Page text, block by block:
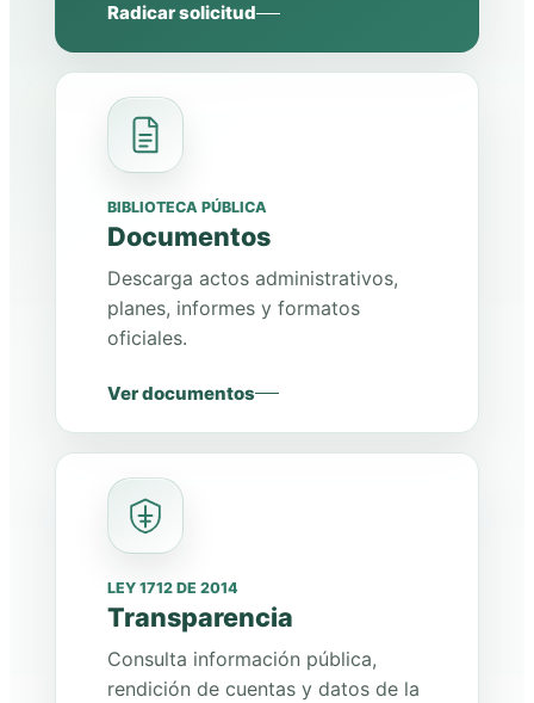
Radicar solicitud
BIBLIOTECA PÚBLICA
Documentos
Descarga actos administrativos,
planes, informes y formatos
oficiales.
Ver documentos
LEY 1712 DE 2014
Transparencia
Consulta información pública,
rendición de cuentas y datos de la